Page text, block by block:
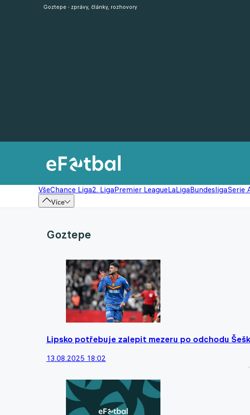
VšeChance Liga2. LigaPremier LeagueLaLigaBundesligaSerie
Více
Goztepe - zprávy, články, rozhovory
Goztepe
Lipsko potřebuje zalepit mezeru po odchodu
13.08.2025 18:02